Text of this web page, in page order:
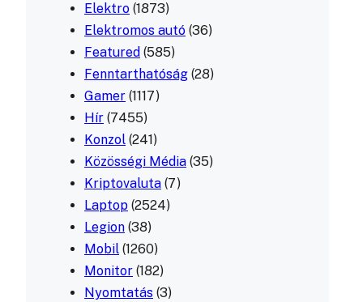
Elektro (1873)
Elektromos autó (36)
Featured (585)
Fenntarthatóság (28)
Gamer (1117)
Hír (7455)
Konzol (241)
Közösségi Média (35)
Kriptovaluta (7)
Laptop (2524)
Legion (38)
Mobil (1260)
Monitor (182)
Nyomtatás (3)